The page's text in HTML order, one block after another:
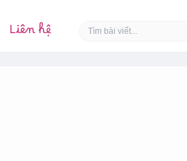
Liên hệ Search
for: